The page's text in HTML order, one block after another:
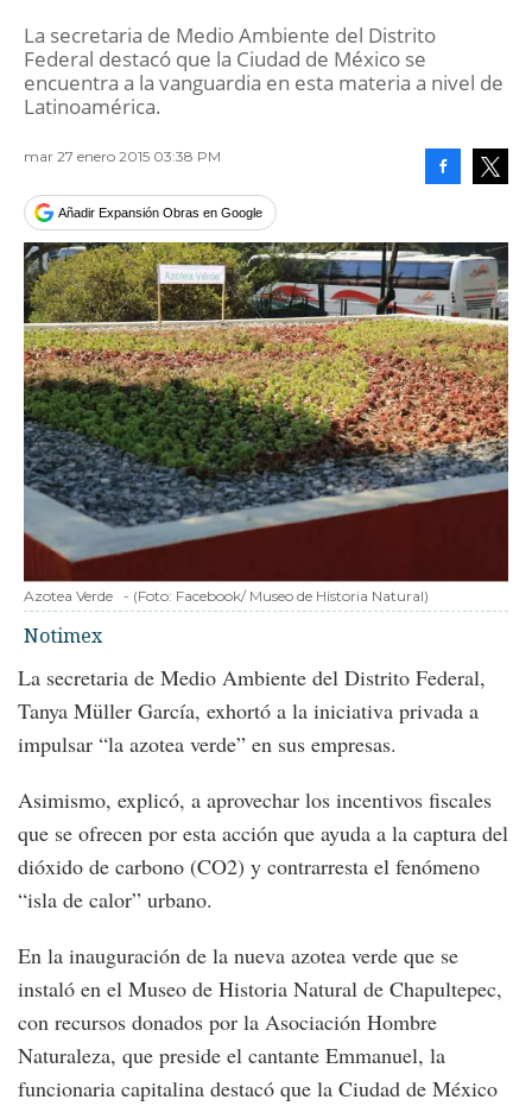
La secretaria de Medio Ambiente del Distrito
Federal destacó que la Ciudad de México se
encuentra a la vanguardia en esta materia a nivel de
Latinoamérica.
mar 27 enero 2015 03:38 PM
Añadir Expansión Obras en Google
Azotea Verde - (Foto: Facebook/ Museo de Historia Natural)
Notimex
La secretaria de Medio Ambiente del Distrito Federal,
Tanya Müller García, exhortó a la iniciativa privada a
impulsar “la azotea verde” en sus empresas.
Asimismo, explicó, a aprovechar los incentivos fiscales
que se ofrecen por esta acción que ayuda a la captura del
dióxido de carbono (CO2) y contrarresta el fenómeno
“isla de calor” urbano.
En la inauguración de la nueva azotea verde que se
instaló en el Museo de Historia Natural de Chapultepec,
con recursos donados por la Asociación Hombre
Naturaleza, que preside el cantante Emmanuel, la
funcionaria capitalina destacó que la Ciudad de México